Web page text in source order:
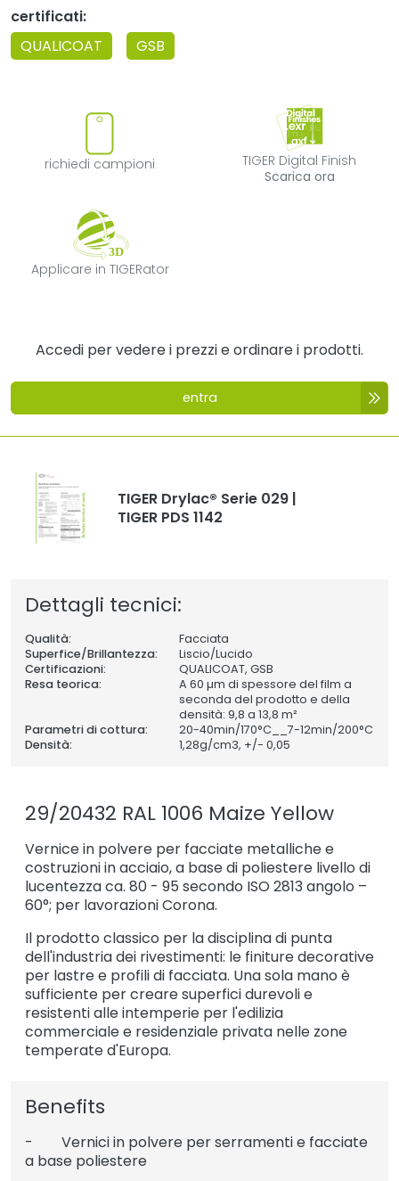
certificati:
QUALICOAT
GSB
richiedi campioni
richiedi campioni
TIGER Digital
TIGER Digital Finish
Scarica ora
Applicare in TIGERator
Applicare in TIGERator
Accedi per vedere i prezzi e ordinare i prodotti.
entra
TIGER Drylac® Serie 029 |
TIGER PDS 1142
Dettagli tecnici:
Qualità:
Facciata
Superfice/Brillantezza:
Liscio/Lucido
Certificazioni:
QUALICOAT, GSB
Resa teorica:
A 60 µm di spessore del film a
seconda del prodotto e della
densità: 9,8 a 13,8 m²
Parametri di cottura:
20-40min/170°C__7-12min/200°C
Densità:
1,28g/cm3, +/- 0,05
29/20432 RAL 1006 Maize Yellow
Vernice in polvere per facciate metalliche e
costruzioni in acciaio, a base di poliestere livello di
lucentezza ca. 80 - 95 secondo ISO 2813 angolo –
60°; per lavorazioni Corona.
Il prodotto classico per la disciplina di punta
dell'industria dei rivestimenti: le finiture decorative
per lastre e profili di facciata. Una sola mano è
sufficiente per creare superfici durevoli e
resistenti alle intemperie per l'edilizia
commerciale e residenziale privata nelle zone
temperate d'Europa.
Benefits
- Vernici in polvere per serramenti e facciate
a base poliestere